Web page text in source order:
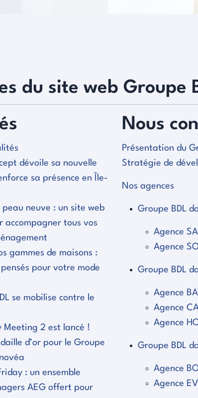
du site web Groupe
dévoile sa nouvelle
sa présence en Île-
neuve : un site web
accompagner tous vos
gammes de maisons :
pour votre mode
se mobilise contre le
Meeting 2 est lancé !
d’or pour le Groupe
: un ensemble
AEG offert pour
Nous
Présentation du
Stratégie de
Nos agences
Groupe BDL
Agence
Agence
Groupe BDL
Agence
Agence
Agence
Groupe BDL
Agence
Agence